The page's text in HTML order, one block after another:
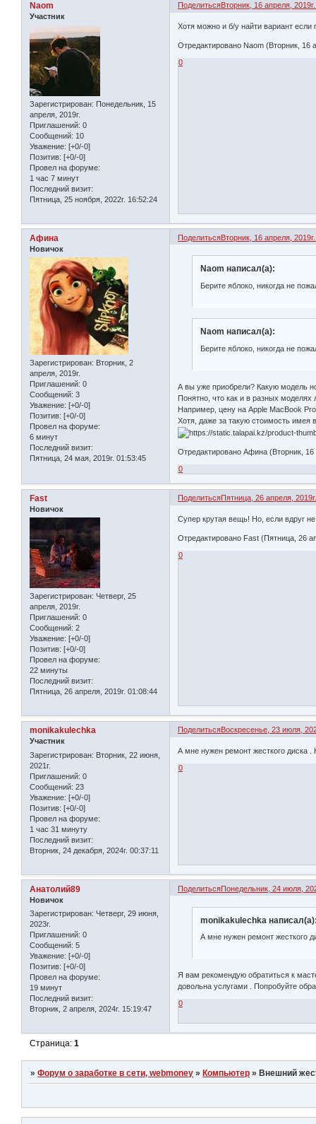
ПоделитьсяВторник, 16 апреля,
Naom
Участник
Зарегистрирован: Понедельник, 15
апреля, 2019г.
Приглашений: 0
Сообщений: 10
Уважение: [+0/-0]
Позитив: [+0/-0]
Провел на форуме:
1 час 7 минут
Последний визит:
Пятница, 25 ноября, 2022г. 16:52:24
Хотя можно и б/у найти вариант если
Отредактировано Naom (Вторник, 16
0
ПоделитьсяВторник, 16 апреля,
Афина
Новичок
Зарегистрирован: Вторник, 2
апреля, 2019г.
Приглашений: 0
Сообщений: 3
Уважение: [+0/-0]
Позитив: [+0/-0]
Провел на форуме:
6 минут
Последний визит:
Пятница, 24 мая, 2019г. 01:53:45
Naom написал(а):
Берите яблоко, никогда не
Naom написал(а):
Берите яблоко, никогда не
А вы уже приобрели? Какую модель
Понятно, что как и в разных моделях
Например, цену на Apple MacBook
Хотя, даже за такую стоимость имея
Отредактировано Афина (Вторник, 16
0
ПоделитьсяПятница, 26 апреля,
Fast
Новичок
Зарегистрирован: Четверг, 25
апреля, 2019г.
Приглашений: 0
Сообщений: 2
Уважение: [+0/-0]
Позитив: [+0/-0]
Провел на форуме:
22 минуты
Последний визит:
Пятница, 26 апреля, 2019г. 01:08:44
Супер крутая вещь! Но, если вдруг
Отредактировано Fast (Пятница, 26
0
ПоделитьсяВоскресенье, 23 июля,
monikakulechka
Участник
Зарегистрирован: Вторник, 22 июня,
2021г.
Приглашений: 0
Сообщений: 23
Уважение: [+0/-0]
Позитив: [+0/-0]
Провел на форуме:
1 час 31 минуту
Последний визит:
Вторник, 24 декабря, 2024г. 00:37:11
А мне нужен ремонт жесткого диска
0
ПоделитьсяПонедельник, 24 июля,
Анатолий89
Новичок
Зарегистрирован: Четверг, 29 июня,
2023г.
Приглашений: 0
Сообщений: 5
Уважение: [+0/-0]
Позитив: [+0/-0]
Провел на форуме:
19 минут
Последний визит:
Вторник, 2 апреля, 2024г. 15:19:47
monikakulechka написал(а):
А мне нужен ремонт жесткого
Я вам рекомендую обратиться к
довольна услугами . Попробуйте
0
Страница:1
»Форум о заработке в сети, webmoney »Компьютер »Внешний